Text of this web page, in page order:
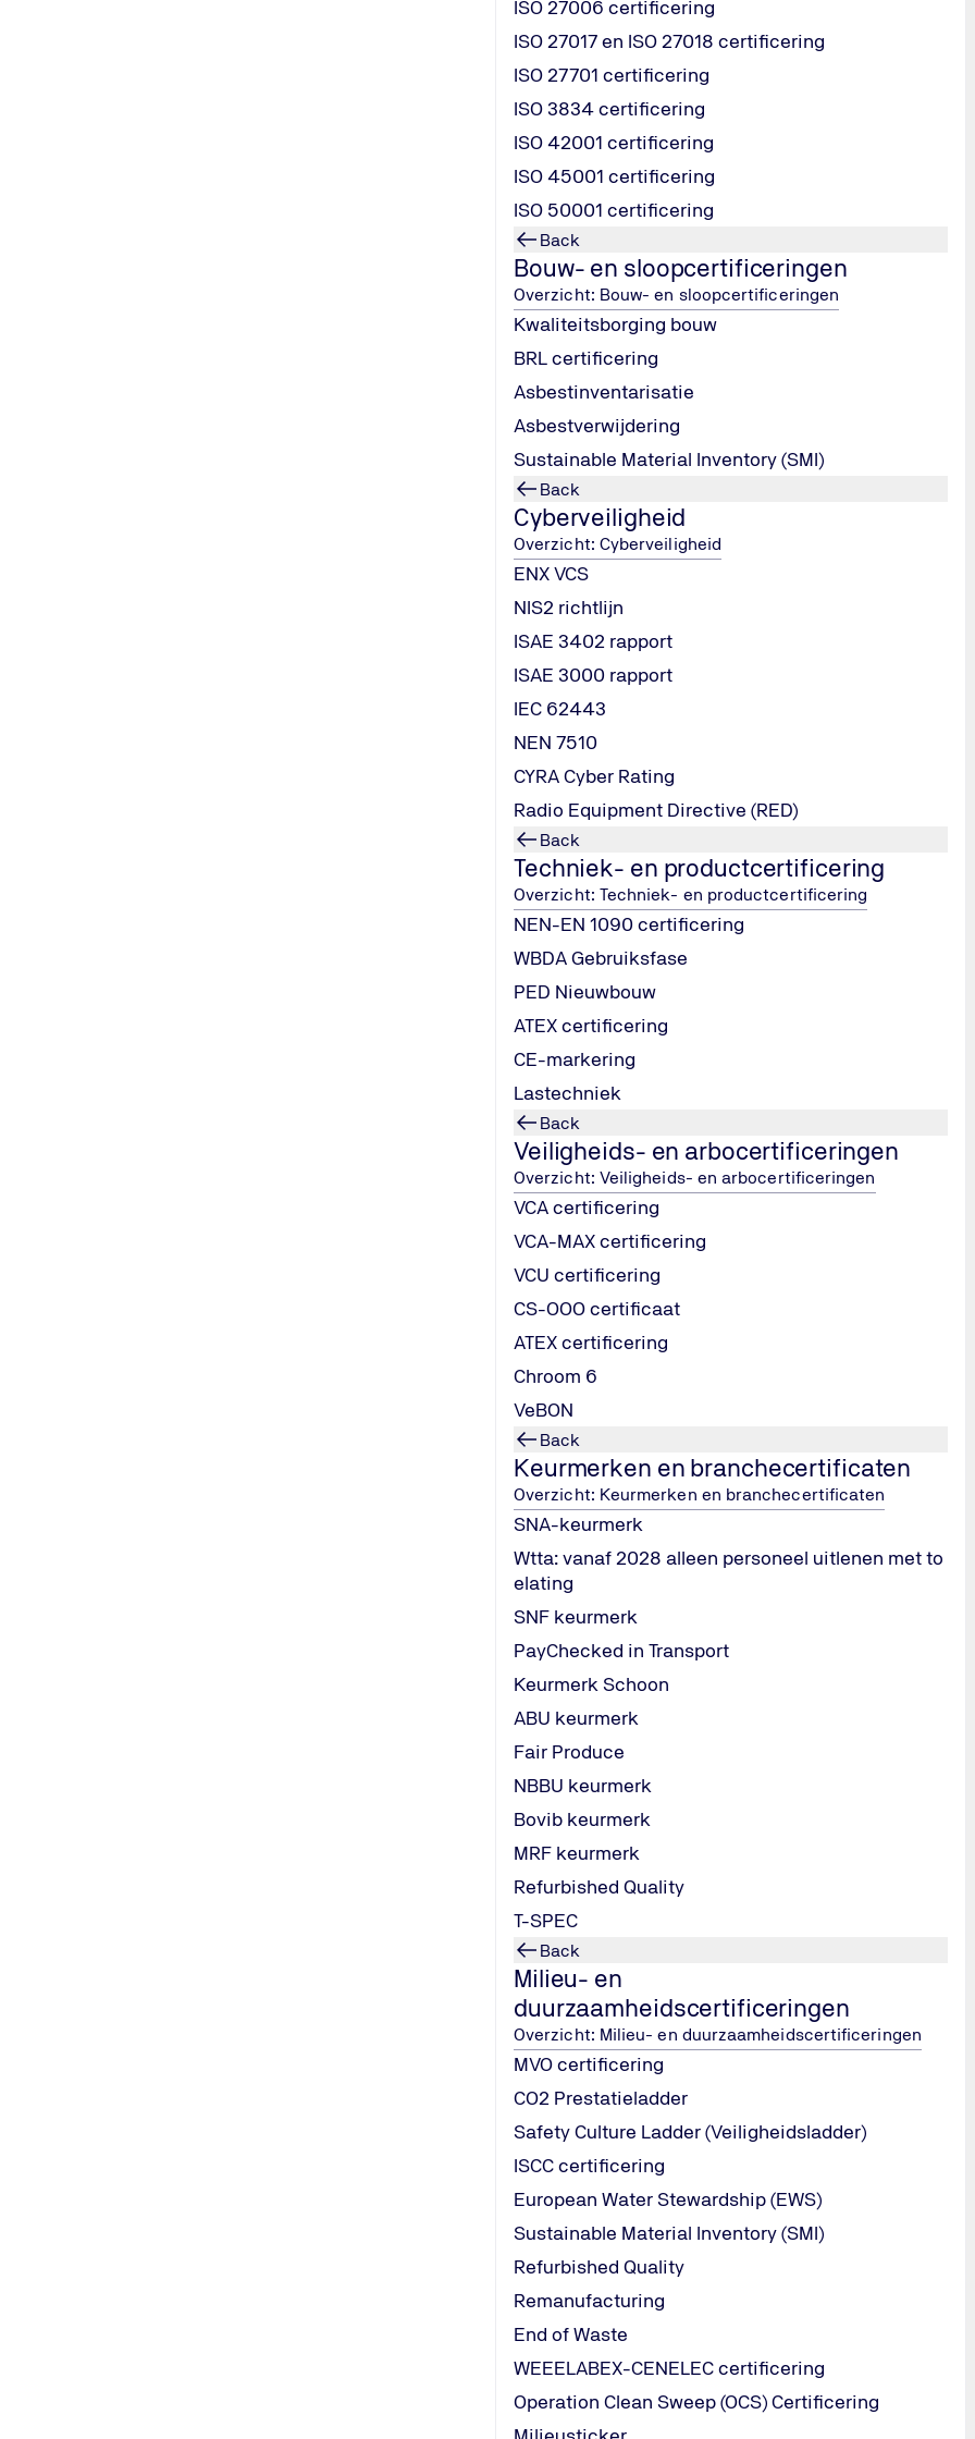
ISO 27006 certificering
ISO 27017 en ISO 27018 certificering
ISO 27701 certificering
ISO 3834 certificering
ISO 42001 certificering
ISO 45001 certificering
ISO 50001 certificering
Back
Bouw- en sloopcertificeringen
Overzicht: Bouw- en sloopcertificeringen
Kwaliteitsborging bouw
BRL certificering
Asbestinventarisatie
Asbestverwijdering
Sustainable Material Inventory (SMI)
Back
Cyberveiligheid
Overzicht: Cyberveiligheid
ENX VCS
NIS2 richtlijn
ISAE 3402 rapport
ISAE 3000 rapport
IEC 62443
NEN 7510
CYRA Cyber Rating
Radio Equipment Directive (RED)
Back
Techniek- en productcertificering
Overzicht: Techniek- en productcertificering
NEN-EN 1090 certificering
WBDA Gebruiksfase
PED Nieuwbouw
ATEX certificering
CE-markering
Lastechniek
Back
Veiligheids- en arbocertificeringen
Overzicht: Veiligheids- en arbocertificeringen
VCA certificering
VCA-MAX certificering
VCU certificering
CS-OOO certificaat
ATEX certificering
Chroom 6
VeBON
Back
Keurmerken en branchecertificaten
Overzicht: Keurmerken en branchecertificaten
SNA-keurmerk
Wtta: vanaf 2028 alleen personeel uitlenen met to
elating
SNF keurmerk
PayChecked in Transport
Keurmerk Schoon
ABU keurmerk
Fair Produce
NBBU keurmerk
Bovib keurmerk
MRF keurmerk
Refurbished Quality
T-SPEC
Back
Milieu- en
duurzaamheidscertificeringen
Overzicht: Milieu- en duurzaamheidscertificeringen
MVO certificering
CO2 Prestatieladder
Safety Culture Ladder (Veiligheidsladder)
ISCC certificering
European Water Stewardship (EWS)
Sustainable Material Inventory (SMI)
Refurbished Quality
Remanufacturing
End of Waste
WEEELABEX-CENELEC certificering
Operation Clean Sweep (OCS) Certificering
De BRL SIKB 7000 omvat meerdere protocollen, elk afgestemd op specifieke werkzaamheden in de bodemsanering:
: Uitvoering van ingrepen in de waterbodem en waterbodemsaneringen
: Graven in de bodem en saneren van de bodem
: Saneren met in situ-technieken en grondwatersaneringen
Afhankelijk van jouw werkgebied kun je één of meerdere protocollen laten certificeren. Voor BRL SIKB 7000 is een
certificering. Deze certificering kun je combineren in één traject, zodat je het proces efficiënt en overzichtelijk houdt.
Wat zijn de voordelen van BRL SIKB 7000 certificering?
: Verplicht voor erkenning bij Rijkswaterstaat en toegang tot
: Aantoonbare naleving van normen en risicobeperking
: Professioneel imago en voorkeurspositie bij aanbestedingen
: Gestroomlijnde werkwijzen en minder faalkosten
Onafhankelijke beoordeling met praktische en toegankelijke inspecties
Ervaring en branchekennis in bodemsanering en verwante certificeringen
Persoonlijke aanpak met snelle communicatie en flexibele planning
Antwoorden op veelgestelde vragen
Is BRL SIKB 7000 certificering verplicht?
Welke protocollen vallen onder BRL SIKB 7000?
Protocol 7003: Ingrepen in de waterbodem en
Protocol 7005: Graven en saneren van de bodem
Protocol 7006: In situ-technieken en grondwatersaneringen
Hoe lang is het certificaat geldig?
Wat kost een BRL SIKB 7000-certificering?
Kan ik BRL SIKB 7000 combineren met andere
Wat gebeurt er bij afwijkingen tijdens de audit?
Wat zijn de voordelen van certificeren via TÜV NORD?
Wie mag BRL SIKB 7000 certificering uitvoeren?